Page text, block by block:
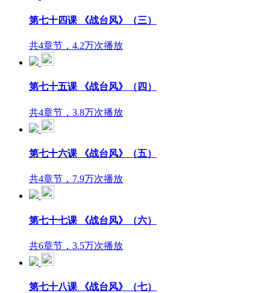
第七十四课 《战台风》（三）
共4章节，4.2万次播放
第七十五课 《战台风》（四）
共4章节，3.8万次播放
第七十六课 《战台风》（五）
共4章节，7.9万次播放
第七十七课 《战台风》（六）
共6章节，3.5万次播放
第七十八课 《战台风》（七）